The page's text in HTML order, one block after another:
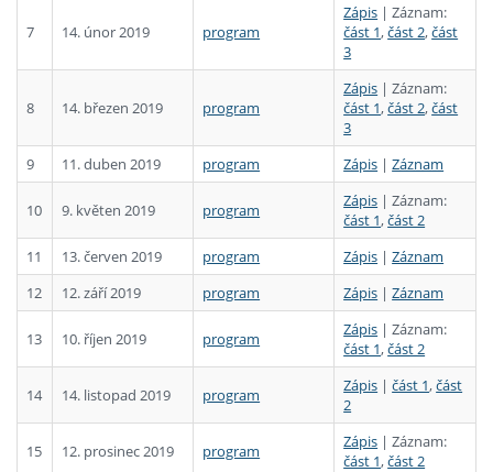
7 14. únor 2019 program
Zápis | Záznam:
část 1,část 2,část
3
8 14. březen 2019 program
Zápis | Záznam:
část 1,část 2,část
3
9
11. duben 2019 program Zápis |Záznam
10 9. květen 2019 program Zápis | Záznam:
část 1,část 2
11
13. červen 2019 program Zápis |Záznam
12
12. září 2019 program Zápis |Záznam
13 10. říjen 2019 program Zápis | Záznam:
část 1,část 2
14 14. listopad 2019 program Zápis |část 1,část
2
15 12. prosinec 2019 program Zápis | Záznam:
část 1,část 2